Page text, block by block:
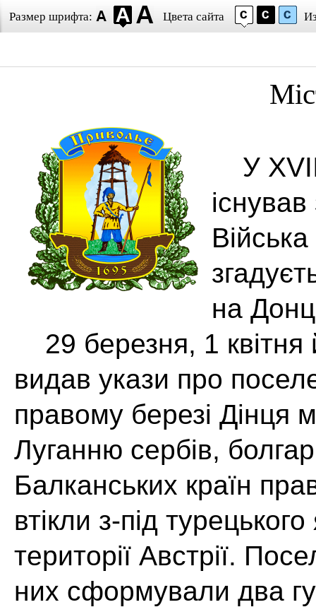
Размер шрифта: Цвета сайта
У
на
29 березня, 1
видав укази про
правому березі Дінця
Луганню сербів,
Балканських країн
втікли з-під
території Австрії.
них сформували два